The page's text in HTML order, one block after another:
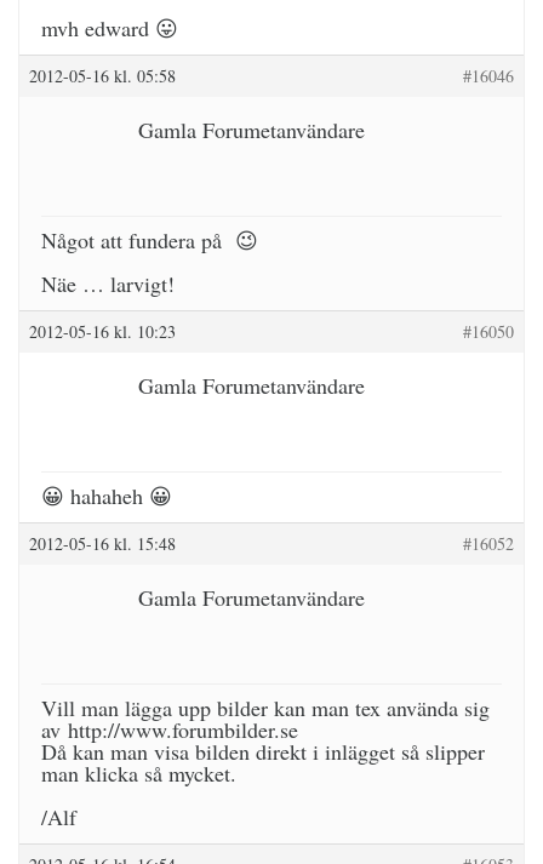
mvh edward 😛
2012-05-16 kl. 05:58 #16046
Gamla Forumetanvändare
Något att fundera på 😉
Näe … larvigt!
2012-05-16 kl. 10:23 #16050
Gamla Forumetanvändare
😀 hahaheh 😀
2012-05-16 kl. 15:48 #16052
Gamla Forumetanvändare
Vill man lägga upp bilder kan man tex använda sig
av http://www.forumbilder.se
Då kan man visa bilden direkt i inlägget så slipper
man klicka så mycket.
/Alf